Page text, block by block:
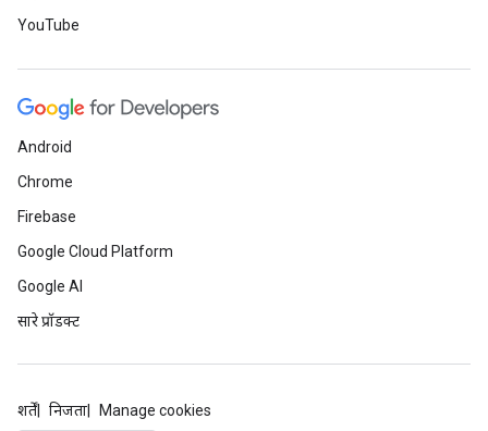
YouTube
Android
Chrome
Firebase
Google Cloud Platform
Google AI
सारे प्रॉडक्ट
शर्तें निजता Manage cookies